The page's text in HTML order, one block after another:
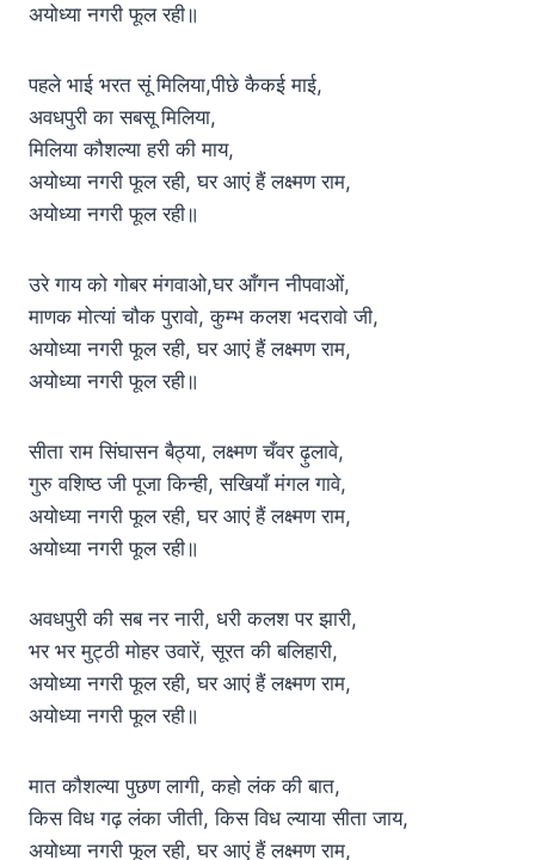
अयोध्या नगरी फूल रही॥
पहले भाई भरत सूं मिलिया,पीछे कैकई माई,
अवधपुरी का सबसू मिलिया,
मिलिया कौशल्या हरी की माय,
अयोध्या नगरी फूल रही, घर आएं हैं लक्ष्मण राम,
अयोध्या नगरी फूल रही॥
उरे गाय को गोबर मंगवाओ,घर आँगन नीपवाओं,
माणक मोत्यां चौक पुरावो, कुम्भ कलश भदरावो जी,
अयोध्या नगरी फूल रही, घर आएं हैं लक्ष्मण राम,
अयोध्या नगरी फूल रही॥
सीता राम सिंघासन बैठ्या, लक्ष्मण चँवर ढ़ुलावे,
गुरु वशिष्ठ जी पूजा किन्ही, सखियाँ मंगल गावे,
अयोध्या नगरी फूल रही, घर आएं हैं लक्ष्मण राम,
अयोध्या नगरी फूल रही॥
अवधपुरी की सब नर नारी, धरी कलश पर झारी,
भर भर मुट्ठी मोहर उवारें, सूरत की बलिहारी,
अयोध्या नगरी फूल रही, घर आएं हैं लक्ष्मण राम,
अयोध्या नगरी फूल रही॥
मात कौशल्या पुछण लागी, कहो लंक की बात,
किस विध गढ़ लंका जीती, किस विध ल्याया सीता जाय,
अयोध्या नगरी फूल रही, घर आएं हैं लक्ष्मण राम,